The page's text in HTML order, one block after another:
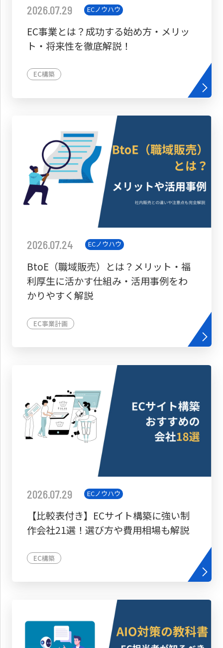
2026.07.29 ECノウハウ
EC事業とは？成功する始め方・メリッ
ト・将来性を徹底解説！
EC構築
2026.07.24 ECノウハウ
BtoE（職域販売）とは？メリット・福
利厚生に活かす仕組み・活用事例をわ
かりやすく解説
EC事業計画
2026.07.29 ECノウハウ
【比較表付き】ECサイト構築に強い制
作会社21選！選び方や費用相場も解説
EC構築